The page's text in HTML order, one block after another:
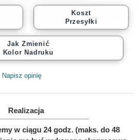
Napisz opinię
Koszt
Przesyłki
Jak Zmienić
Kolor Nadruku
Realizacja
w ciągu 24 godz. (maks. do 48